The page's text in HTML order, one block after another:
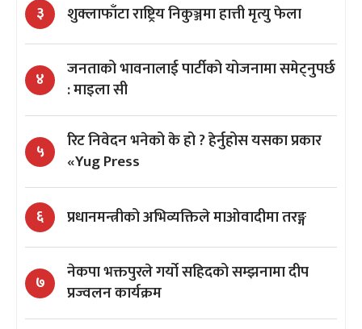
३ शुक्लाफाँटा राष्ट्रिय निकुञ्जमा हात्ती मृत्यु फेला
४
जनताको भावनालाई पार्टीको योजनामा समेट्नुपर्छ
: माइला सी
५
रिट निवेदन भनेको के हो ? हेर्नुहोस यसका प्रकार
«Yug Press
६ प्रधानमन्त्रीको अभिव्यक्तिले माओवादीमा तरङ्ग
७
नेकपा भक्तपुरले गर्यो सहिदको सम्झनामा दीप
प्रज्वलन कार्यक्रम